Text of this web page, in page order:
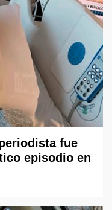
fue
episodio en